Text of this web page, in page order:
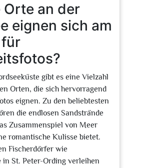
Orte an der
eignen sich am
gibt es eine Vielzahl
Orten, die sich hervorragend
eignen. Zu den beliebtesten
die endlosen Sandstrände
Zusammenspiel von Meer
romantische Kulisse bietet.
Fischerdörfer wie
in St. Peter-Ording verleihen